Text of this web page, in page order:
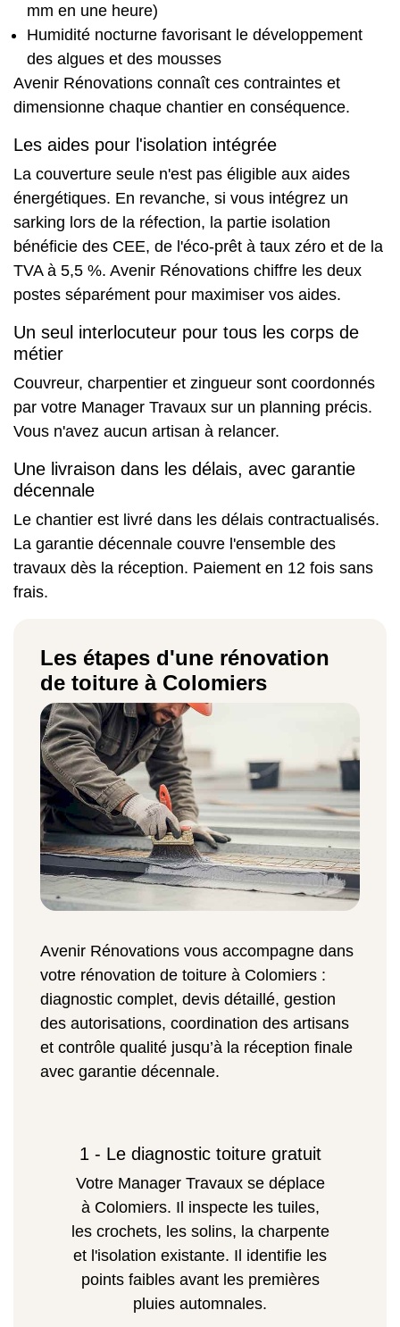
mm en une heure)
Humidité nocturne favorisant le développement
des algues et des mousses
Avenir Rénovations connaît ces contraintes et
dimensionne chaque chantier en conséquence.
Les aides pour l'isolation intégrée
La couverture seule n'est pas éligible aux aides
énergétiques. En revanche, si vous intégrez un
sarking lors de la réfection, la partie isolation
bénéficie des CEE, de l'éco-prêt à taux zéro et de la
TVA à 5,5 %. Avenir Rénovations chiffre les deux
postes séparément pour maximiser vos aides.
Un seul interlocuteur pour tous les corps de
métier
Couvreur, charpentier et zingueur sont coordonnés
par votre Manager Travaux sur un planning précis.
Vous n'avez aucun artisan à relancer.
Une livraison dans les délais, avec garantie
décennale
Le chantier est livré dans les délais contractualisés.
La garantie décennale couvre l'ensemble des
travaux dès la réception. Paiement en 12 fois sans
frais.
Les étapes d'une rénovation
de toiture à Colomiers
Avenir Rénovations vous accompagne dans
votre rénovation de toiture à Colomiers :
diagnostic complet, devis détaillé, gestion
des autorisations, coordination des artisans
et contrôle qualité jusqu’à la réception finale
avec garantie décennale.
1 - Le diagnostic toiture gratuit
Votre Manager Travaux se déplace
à Colomiers. Il inspecte les tuiles,
les crochets, les solins, la charpente
et l'isolation existante. Il identifie les
points faibles avant les premières
pluies automnales.